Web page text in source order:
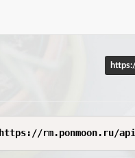
https://rm.ponmoon.ru/api/